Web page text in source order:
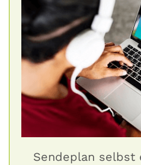
Sendeplan selbst